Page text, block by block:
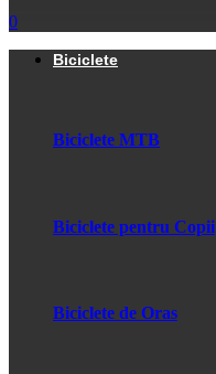
0
Biciclete
Biciclete MTB
Biciclete pentru Copii
Biciclete de Oras